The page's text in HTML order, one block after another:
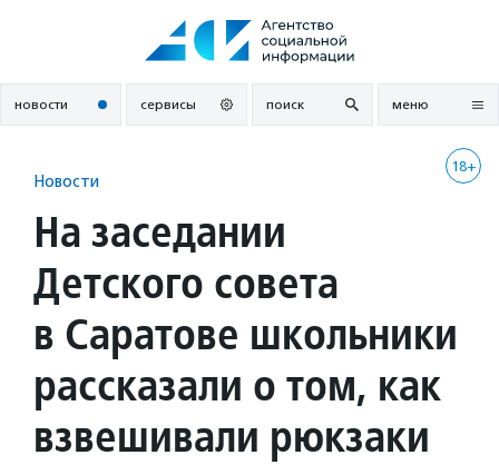
новости сервисы поиск меню
18+
Новости
На заседании
Детского совета
в Саратове школьники
рассказали о том, как
взвешивали рюкзаки